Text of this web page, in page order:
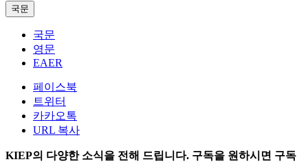
국문
국문
영문
EAER
페이스북
트위터
카카오톡
URL 복사
KIEP의 다양한 소식을 전해 드립니다. 구독을 원하시면 구독